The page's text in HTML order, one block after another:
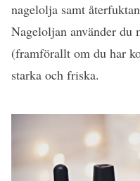
nagelolja samt
Nageloljan använder du
(framförallt om du har
starka och friska.